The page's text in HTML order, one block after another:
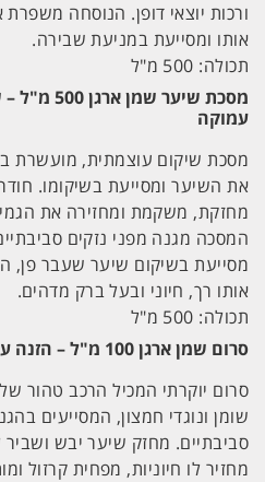
ורכות יוצאי דופן. הנוסחה
אותו ומסייעת במניעת שבירה.
תכולה: 500 מ"ל
מסכת שיער
עמוקה
מסכת שיקום עוצמתית, מועשרת
את השיער ומסייעת בשיקומו.
מחזקת, משקמת ומחזירה את
המסכה מגנה מפני נזקים
מסייעת בשיקום שיער שעבר פן,
אותו רך, חיוני ובעל ברק מדהים.
תכולה: 500 מ"ל
סרום שמן ארגן 100 מ"ל – הזנה עמוקה וברק טבעי
סרום יוקרתי המכיל הרכב טהור
שומן ונוגדי חמצון, המסייעים
סביבתיים. מחזק שיער יבש
מחזיר לו חיוניות, מפחית קרזול